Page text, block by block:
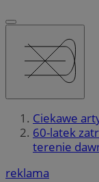
Ciekawe
60-latek
terenie
reklama